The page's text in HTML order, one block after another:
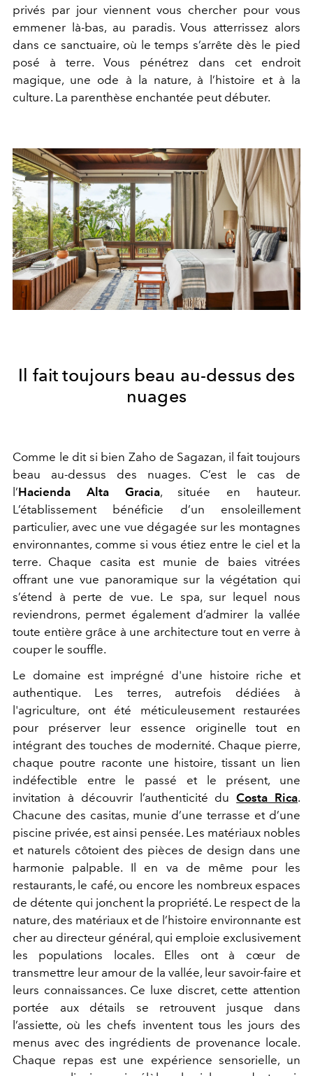
privés par jour viennent vous chercher pour vous
emmener là-bas, au paradis. Vous atterrissez alors
dans ce sanctuaire, où le temps s’arrête dès le pied
posé à terre. Vous pénétrez dans cet endroit
magique, une ode à la nature, à l’histoire et à la
culture. La parenthèse enchantée peut débuter.
Il fait toujours beau au-dessus des
nuages
Comme le dit si bien Zaho de Sagazan, il fait toujours
beau au-dessus des nuages. C’est le cas de
l’Hacienda Alta Gracia, située en hauteur.
L’établissement bénéficie d’un ensoleillement
particulier, avec une vue dégagée sur les montagnes
environnantes, comme si vous étiez entre le ciel et la
terre. Chaque casita est munie de baies vitrées
offrant une vue panoramique sur la végétation qui
s’étend à perte de vue. Le spa, sur lequel nous
reviendrons, permet également d’admirer la vallée
toute entière grâce à une architecture tout en verre à
couper le souffle.
Le domaine est imprégné d'une histoire riche et
authentique. Les terres, autrefois dédiées à
l'agriculture, ont été méticuleusement restaurées
pour préserver leur essence originelle tout en
intégrant des touches de modernité. Chaque pierre,
chaque poutre raconte une histoire, tissant un lien
indéfectible entre le passé et le présent, une
invitation à découvrir l’authenticité duCosta Rica.
Chacune des casitas, munie d’une terrasse et d’une
piscine privée, est ainsi pensée. Les matériaux nobles
et naturels côtoient des pièces de design dans une
harmonie palpable. Il en va de même pour les
restaurants, le café, ou encore les nombreux espaces
de détente qui jonchent la propriété. Le respect de la
nature, des matériaux et de l’histoire environnante est
cher au directeur général, qui emploie exclusivement
les populations locales. Elles ont à cœur de
transmettre leur amour de la vallée, leur savoir-faire et
leurs connaissances. Ce luxe discret, cette attention
portée aux détails se retrouvent jusque dans
l’assiette, où les chefs inventent tous les jours des
menus avec des ingrédients de provenance locale.
Chaque repas est une expérience sensorielle, un